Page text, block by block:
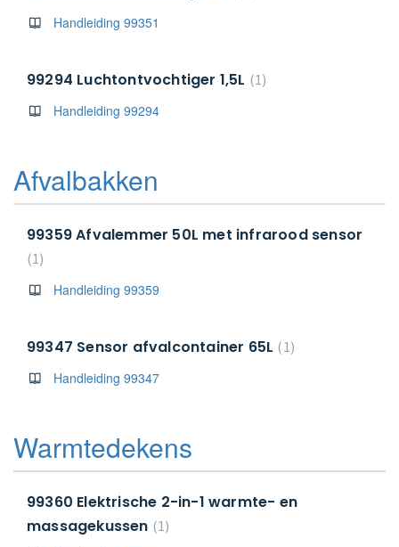
Handleiding 99351
99294 Luchtontvochtiger 1,5L
1
Handleiding 99294
Afvalbakken
99359 Afvalemmer 50L met infrarood sensor
1
Handleiding 99359
99347 Sensor afvalcontainer 65L
1
Handleiding 99347
Warmtedekens
99360 Elektrische 2-in-1 warmte- en
massagekussen 1